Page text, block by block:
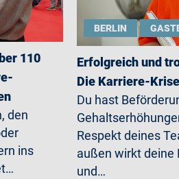
110
den
ins
BERLIN
Erfolgreich und
Die Karriere-
Du hast
Respekt deines
außen wirkt deine
und…